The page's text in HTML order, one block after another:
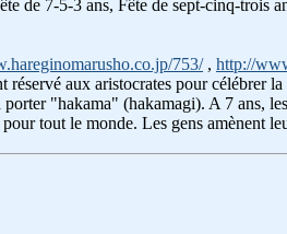
de 7-5-3 ans, Fête de sept-cinq-trois
753/, http://
aux aristocrates pour célébrer
porter "hakama" (hakamagi). A 7
tout le monde. Les gens amènent